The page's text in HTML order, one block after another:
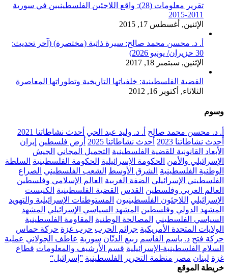
تقرير معلومات (28): واقع اللاجئين الفلسطينيين في سورية
2011-2015
الإثنين, أغسطس 17, 2015
أ. د. محسن محمد صالح: سيرة ذاتية (مختصرة) (آخر تحديث:
30 حزيران/ يونيو 2026)
الإثنين, سبتمبر 18, 2017
القضية الفلسطينية: خلفياتها التاريخية وتطوراتها المعاصرة
الثلاثاء, أكتوبر 16, 2012
وسوم
أ. د. محسن محمد صالح أ. د. وليد عبد الحي أحدث نشاطاتنا 2021
أحدث نشاطاتنا 2023
أحدث نشاطاتنا 2025 أرض فلسطين إيران
الأبعاد القانونية للقضية الفلسطينية التحميل المجاني الجيش
الإسرائيلي والأمن الحكومة الإسرائيلية الحكومة الفلسطينية السلطة
الوطنية الفلسطينية الشرق الأوسط الشعب الفلسطيني الصراع
الفلسطيني الإسرائيلي الضفة الغربية العالم الإسلامي وفلسطين
العالم العربي وفلسطين القدس القضية الفلسطينية الكنيست
الإسرائيلي اللاجئون الفلسطينيون المستوطنات الإسرائيلية والتهويد
المشهد الدولي وفلسطين المشهد السياسي الإسرائيلي المشهد
السياسي الفلسطيني المصالحة الوطنية المقاومة الفلسطينية
الولايات المتحدة الأمريكية جرائم الحرب حرب غزة حركة حماس
حركة فتح د. باسم القاسم ربيع الدنّان سورية عاطف الجولاني عملية
السلام الفلسطينية-الإسرائيلية قسم الأرشيف والمعلومات قطاع
غزة لبنان مصر منظمة التحرير الفلسطينية ”إسرائيل“
خريطة الموقع